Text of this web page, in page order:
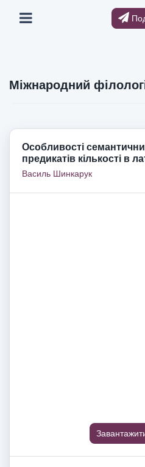
Міжнародний
Особливості
предикатів кількості в
Василь Шинкарук